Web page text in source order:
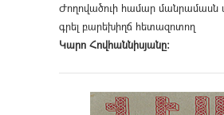
Ժողովածուի համար
գրել բարեխիղճ հետազոտող
Կարո Հովհաննիսյանը։